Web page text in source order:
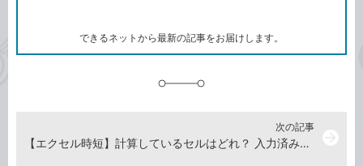
ク
できるネットから最新の記事をお届けします。
次の記事
【エクセル時短】計算しているセルはどれ？ 入力済みの数式と値を見分ける2つの方法